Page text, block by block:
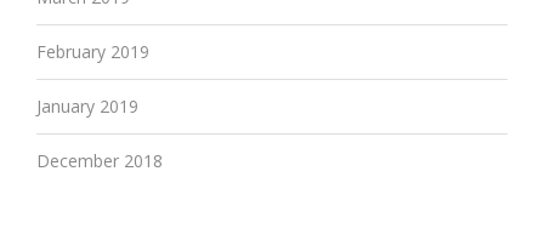
February 2019
January 2019
December 2018